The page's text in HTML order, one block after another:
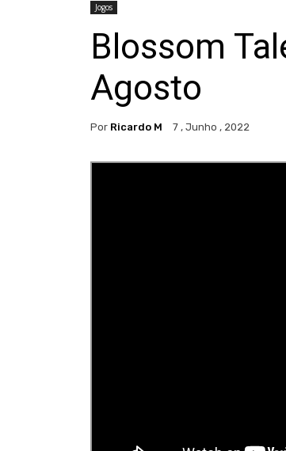
Jogos
Blossom
Agosto
Por Ricardo M 7 , Junho , 2022